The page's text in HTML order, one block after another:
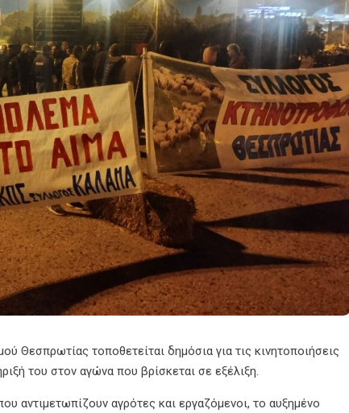
Θεσπρωτίας τοποθετείται δημόσια για τις κινητοποιήσεις
του στον αγώνα που βρίσκεται σε εξέλιξη.
αντιμετωπίζουν αγρότες και εργαζόμενοι, το αυξημένο